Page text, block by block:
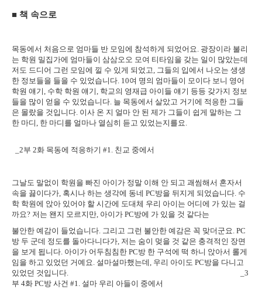
■ 책 속으로
목동에서 처음으로 엄마들 반 모임에 참석하게 되었어요 광장이라 불리
는 학원 밀집가에 엄마들이 삼삼오오 모여 티타임을 갖는 일이 많았는데
저도 드디어 그런 모임에 낄 수 있게 되었고
그들의 입에서 나오는 생생
한 정보들을 들을 수 있었습니다 . 10여 명의 엄마들이 모이다 보니 영어
학원 얘기 수학 학원 얘기 학교의 영재급 아이들 얘기 등등 갖가지 정보
들을 많이 얻을 수 있었습니다 늘 목동에서 살았고 거기에 적응한 그들
은 몰랐을 것입니다 이사 온 지 얼마 안 된 제가 그들이 쉽게 말하는 그
한 마디 한 마디를 얼마나 열심히 듣고 있었는지를요
_2부 2화 목동에 적응하기 #1. 친교 중에서
그날도 말없이 학원을 빠진 아이가 정말 이해 안 되고 괘씸해서 혼자서
속을 끓이다가 혹시나 하는 생각에 동네 PC방을 뒤지게 되었습니다 수
학 학원에 앉아 있어야 할 시간에 도대체 우리 아이는 어디에 가 있는 걸
까요? 저는 왠지 모르지만 아이가 PC방에 가 있을 것 같다는
불안한 예감이 들었습니다 그리고 그런 불안한 예감은 꼭 맞더군요 . PC
방 두 군데 정도를 돌아다니다가 저는 숨이 멎을 것 같은 충격적인 장면
을 보게 됩니다 아이가 어두침침한 PC방 한 구석에 떡 하니 앉아서 롤게
임을 하고 있었던 거예요 설마설마했는데 우리 아이도 PC방을 다니고
있었던 것입니다 . _3
부 4화 PC방 사건 #1. 설마 우리 아들이 중에서